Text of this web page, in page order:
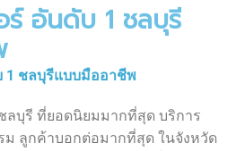
ร์ อันดับ 1 ชลบุรี
1 ชลบุรีแบบมืออาชีพ
ลบุรี ที่ยอดนิยมมากที่สุด บริการ
ม ลูกค้าบอกต่อมากที่สุด ในจังหวัด